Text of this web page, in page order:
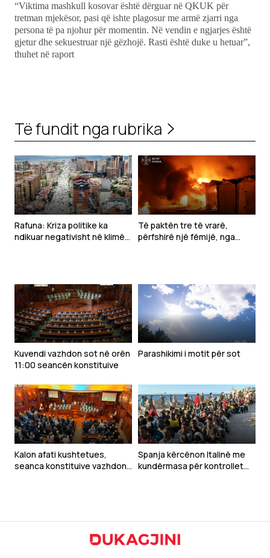
“Viktima mashkull kosovar është dërguar në QKUK për
tretman mjekësor, pasi që ishte plagosur me armë zjarri nga
persona të pa njohur për momentin. Në vendin e ngjarjes është
gjetur dhe sekuestruar një gëzhojë. Rasti është duke u hetuar”,
thuhet në raport
Të fundit nga rubrika
Rafuna: Kriza politike ka
ndikuar negativisht në klimën
Të paktën tre të vrarë,
përfshirë një fëmijë, nga
Kuvendi vazhdon sot në orën
11:00 seancën konstituive
Parashikimi i motit për sot
Kalon afati kushtetues,
seanca konstituive vazhdon
Spanja kërcënon Italinë me
kundërmasa për kontrollet